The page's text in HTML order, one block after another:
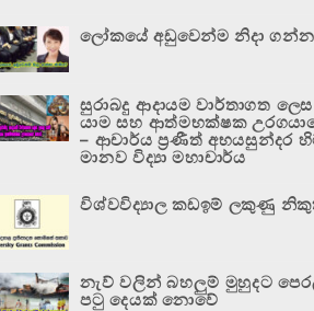
ලෝකයේ අඩුවෙන්ම නිදා
සුරාබදු ආදායම වාර්තාගත
යාම සහ ආත්මභක්ෂක
– ආචාර්ය ප්‍රණීත් අභයසුන්දර
මානව විද්‍යා මහාචාර්ය
විශ්වවිද්‍යාල කඩඉම් ලකුණු
නැව් වලින් බහලුම් මුහුදට
පටු දෙයක් නොවේ